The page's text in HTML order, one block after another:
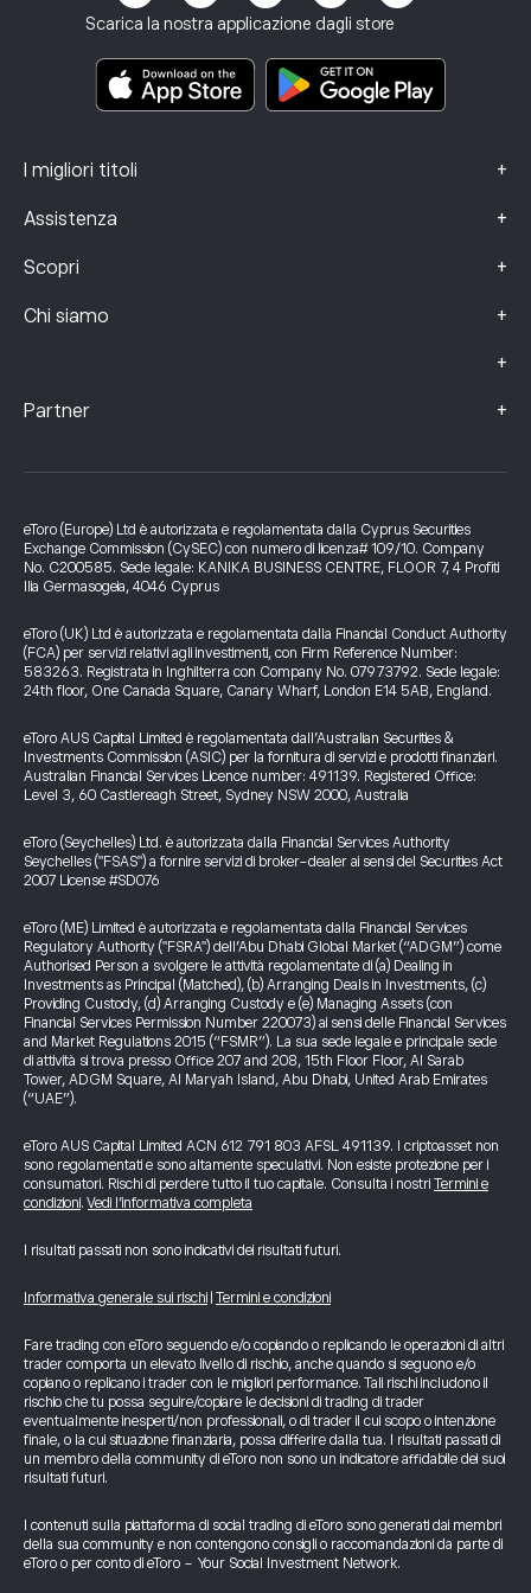
Scarica la nostra applicazione dagli store
I migliori titoli +
Assistenza +
Scopri +
Chi siamo +
+
Documenti informativi chiave
Dati sui reclami (clienti FCA)
Partner +
Assicurazione sugli investimenti
eToro (Europe) Ltd è autorizzata e regolamentata dalla Cyprus Securities
Exchange Commission (CySEC) con numero di licenza# 109/10. Company
No. C200585. Sede legale: KANIKA BUSINESS CENTRE, FLOOR 7, 4 Profiti
Ilia Germasogeia, 4046 Cyprus
eToro (UK) Ltd è autorizzata e regolamentata dalla Financial Conduct Authority
(FCA) per servizi relativi agli investimenti, con Firm Reference Number:
583263. Registrata in Inghilterra con Company No. 07973792. Sede legale:
24th floor, One Canada Square, Canary Wharf, London E14 5AB, England.
eToro AUS Capital Limited è regolamentata dall’Australian Securities &
Investments Commission (ASIC) per la fornitura di servizi e prodotti finanziari.
Australian Financial Services Licence number: 491139. Registered Office:
Level 3, 60 Castlereagh Street, Sydney NSW 2000, Australia
eToro (Seychelles) Ltd. è autorizzata dalla Financial Services Authority
Seychelles ("FSAS") a fornire servizi di broker-dealer ai sensi del Securities Act
2007 License #SD076
eToro (ME) Limited è autorizzata e regolamentata dalla Financial Services
Regulatory Authority ("FSRA") dell’Abu Dhabi Global Market (“ADGM”) come
Authorised Person a svolgere le attività regolamentate di (a) Dealing in
Investments as Principal (Matched), (b) Arranging Deals in Investments, (c)
Providing Custody, (d) Arranging Custody e (e) Managing Assets (con
Financial Services Permission Number 220073) ai sensi delle Financial Services
and Market Regulations 2015 (“FSMR”). La sua sede legale e principale sede
di attività si trova presso Office 207 and 208, 15th Floor Floor, Al Sarab
Tower, ADGM Square, Al Maryah Island, Abu Dhabi, United Arab Emirates
(“UAE”).
eToro AUS Capital Limited ACN 612 791 803 AFSL 491139. I criptoasset non
sono regolamentati e sono altamente speculativi. Non esiste protezione per i
consumatori. Rischi di perdere tutto il tuo capitale. Consulta i nostri Termini e
condizioni.Vedi l’informativa completa
I risultati passati non sono indicativi dei risultati futuri.
Informativa generale sui rischi Termini e condizioni
Fare trading con eToro seguendo e/o copiando o replicando le operazioni di altri
trader comporta un elevato livello di rischio, anche quando si seguono e/o
copiano o replicano i trader con le migliori performance. Tali rischi includono il
rischio che tu possa seguire/copiare le decisioni di trading di trader
eventualmente inesperti/non professionali, o di trader il cui scopo o intenzione
finale, o la cui situazione finanziaria, possa differire dalla tua. I risultati passati di
un membro della community di eToro non sono un indicatore affidabile dei suoi
risultati futuri.
I contenuti sulla piattaforma di social trading di eToro sono generati dai membri
della sua community e non contengono consigli o raccomandazioni da parte di
eToro o per conto di eToro - Your Social Investment Network.